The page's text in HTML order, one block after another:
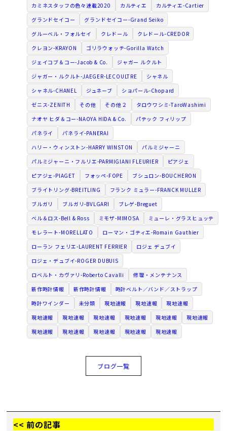
カミネスタッフの色々連載2020 カルティエ
カルティエ-Cartier
グランドセイコー
グランドセイコー-Grand Seiko
グルーベル・フォルセイ
クレドール
クレドール-CREDOR
クレヨン-KRAYON
ゴリラウォッチ-Gorilla Watch
ジェイコブ＆コー-Jacob & Co.
ジャガー ルクルト
ジャガー・ルクルト-JAEGER-LECOULTRE
シャネル
シャネル-CHANEL
ジュネーブ
ショパール-Chopard
ゼニス-ZENITH
その他 その他２
タロウワシミ-TaroWashimi
ナオヤ ヒダ＆コー-NAOYA HIDA & Co.
パテック フィリップ
パネライ
パネライ-PANERAI
ハリー・ウィンストン-HARRY WINSTON
パルミジャーニ
パルミジャーニ・フルリエ-PARMIGIANI FLEURIER
ピアジェ
ピアジェ-PIAGET
フォッペ-FOPE
ブシュロン-BOUCHERON
ブライトリング-BREITLING
フランク ミュラー-FRANCK MULLER
ブルガリ
ブルガリ-BVLGARI
ブレゲ-Breguet
ベル＆ロス-Bell & Ross
ミモザ-MIMOSA
ミューレ・グラスヒュッテ
モレラート-MORELLATO
ローマン・ゴティエ-Romain Gauthier
ローラン フェリエ-LAURENT FERRIER
ロジェ デュブイ
ロジェ・デュブイ-ROGER DUBUIS
ロベルト・カヴァリ-Roberto Cavalli
修理・メンテナンス
新作時計情報
新作時計情報
時計ベルト／バンド／ストラップ
時計ワインダー
未分類 現地速報 現地速報
現地速報
現地速報
現地速報 現地速報 現地速報 現地速報
現地速報
現地速報
現地速報 現地速報 現地速報 現地速報
ブログ一覧
<< 前の記事